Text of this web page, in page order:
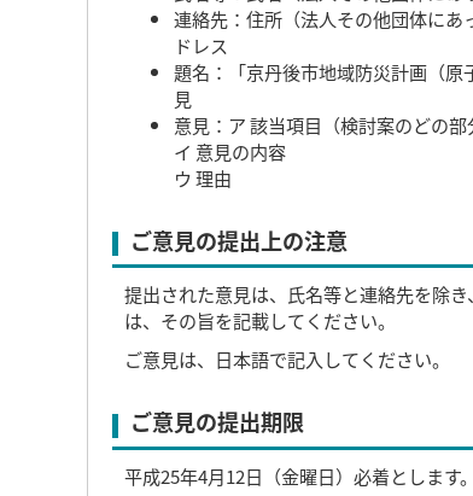
連絡先：住所（法人その他団体に
ドレス
題名：「京丹後市地域防災計画（
見
意見：ア 該当項目（検討案のどの
イ 意見の内容
ウ 理由
ご意見の提出上の注意
提出された意見は、氏名等と連絡先を除
は、その旨を記載してください。
ご意見は、日本語で記入してください。
ご意見の提出期限
平成25年4月12日（金曜日）必着とします。